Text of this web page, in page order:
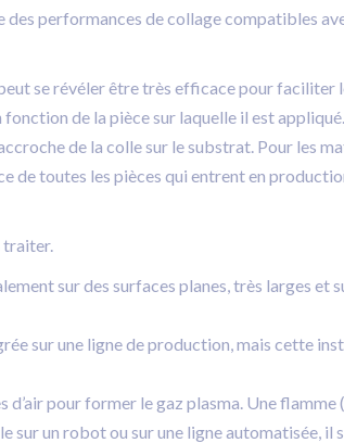
performances de collage compatibles
se révéler être très efficace pour faciliter
de la pièce sur laquelle il est
de la colle sur le substrat. Pour les
de toutes les pièces qui entrent en
traiter.
sur des surfaces planes, très larges et
sur une ligne de production, mais cette
pour former le gaz plasma. Une flamme
un robot ou sur une ligne automatisée, il